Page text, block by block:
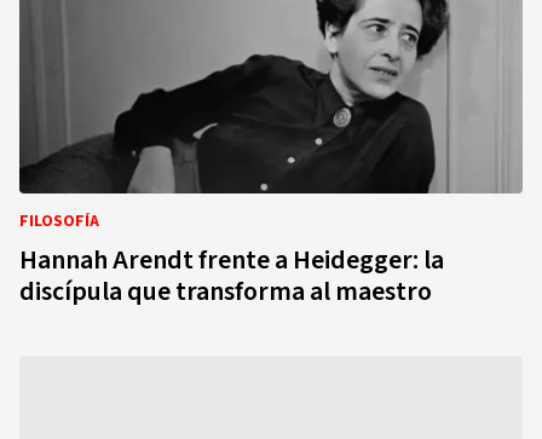
FILOSOFÍA
Hannah Arendt frente a Heidegger: la
discípula que transforma al maestro